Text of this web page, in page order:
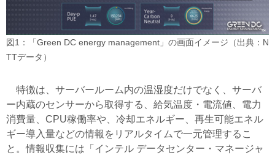
図1：「Green DC energy management」の画面イメージ（出典：N
TTデータ）
特徴は、サーバールーム内の温湿度だけでなく、サーバ
ー内蔵のセンサーから取得する、給気温度・電流値、電力
消費量、CPU稼働率や、冷却エネルギー、再生可能エネル
ギー導入量などの情報をリアルタイムで一元管理するこ
と。情報収集には「インテル データセンター・マネージャ